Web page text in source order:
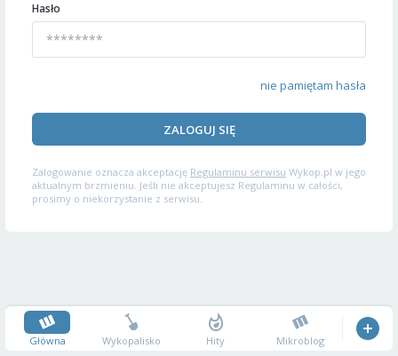
Hasło
nie pamiętam hasła
ZALOGUJ SIĘ
Zalogowanie oznacza akceptację Regulaminu serwisu Wykop.pl w jego
aktualnym brzmieniu. Jeśli nie akceptujesz Regulaminu w całości,
prosimy o niekorzystanie z serwisu.
Główna Wykopalisko Hity Mikroblog